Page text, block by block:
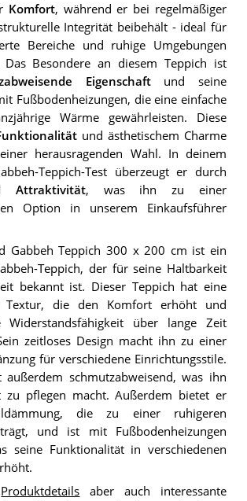
Komfort, während er bei regelmäßiger
Integrität beibehält - ideal für
Bereiche und ruhige Umgebungen
Das Besondere an diesem Teppich ist
Eigenschaftund seine
Fußbodenheizungen, die eine einfache
Wärme gewährleisten. Diese
und ästhetischem Charme
herausragenden Wahl. In deinem
Teppich-Test überzeugt er durch
Attraktivität, was ihn zu einer
Option in unserem Einkaufsführer
Gabbeh Teppich 300 x 200 cm ist ein
Teppich, der für seine Haltbarkeit
bekannt ist. Dieser Teppich hat eine
Textur, die den Komfort erhöht und
Widerstandsfähigkeit über lange Zeit
zeitloses Design macht ihn zu einer
für verschiedene Einrichtungsstile.
außerdem schmutzabweisend, was ihn
zu pflegen macht. Außerdem bietet er
die zu einer ruhigeren
und ist mit Fußbodenheizungen
seine Funktionalität in verschiedenen
Produktdetails aber auch interessante